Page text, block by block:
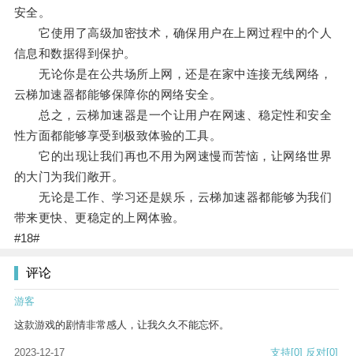
安全。
它使用了高级加密技术，确保用户在上网过程中的个人
信息和数据得到保护。
无论你是在公共场所上网，还是在家中连接无线网络，
云梯加速器都能够保障你的网络安全。
总之，云梯加速器是一个让用户在网速、稳定性和安全
性方面都能够享受到极致体验的工具。
它的出现让我们再也不用为网速慢而苦恼，让网络世界
的大门为我们敞开。
无论是工作、学习还是娱乐，云梯加速器都能够为我们
带来更快、更稳定的上网体验。
#18#
评论
游客
这款游戏的剧情非常感人，让我久久不能忘怀。
2023-12-17 支持[0] 反对[0]